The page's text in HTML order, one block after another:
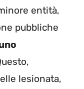
entità,
pubbliche
lesionata,